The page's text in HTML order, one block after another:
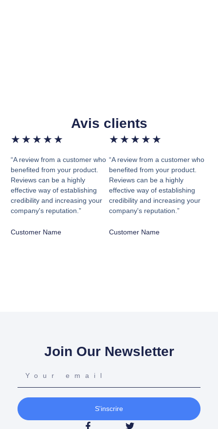
Avis clients
★ ★ ★ ★ ★
“A review from a customer who
benefited from your product.
Reviews can be a highly
effective way of establishing
credibility and increasing your
company's reputation.”
Customer Name
★ ★ ★ ★ ★
“A review from a customer who
benefited from your product.
Reviews can be a highly
effective way of establishing
credibility and increasing your
company's reputation.”
Customer Name
Join Our Newsletter
S'inscrire